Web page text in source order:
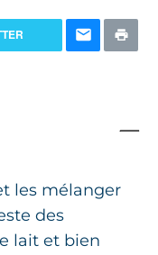
les mélanger
des
lait et bien